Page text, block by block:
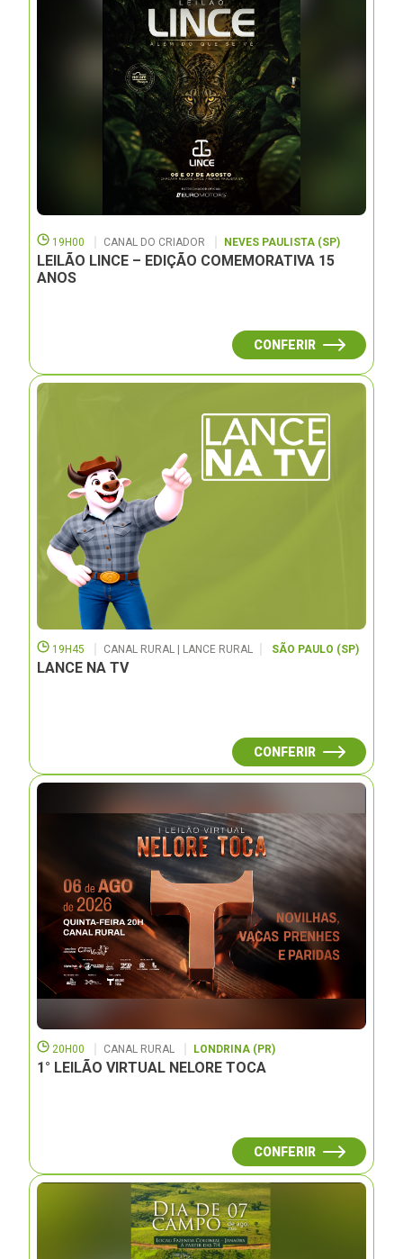
19H00 CANAL DO CRIADOR NEVES PAULISTA (SP)
LEILÃO LINCE – EDIÇÃO COMEMORATIVA 15
ANOS
CONFERIR
19H45 CANAL RURAL | LANCE RURAL SÃO PAULO (SP)
LANCE NA TV
CONFERIR
20H00 CANAL RURAL LONDRINA (PR)
1° LEILÃO VIRTUAL NELORE TOCA
CONFERIR